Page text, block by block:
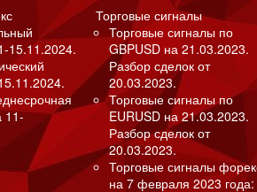
15.11.2024.
11-
Торговые сигналы
Торговые сигналы по
GBPUSD на 21.03.2023.
Разбор сделок от
20.03.2023.
Торговые сигналы по
EURUSD на 21.03.2023.
Разбор сделок от
20.03.2023.
Торговые сигналы
на 7 февраля 2023 года: